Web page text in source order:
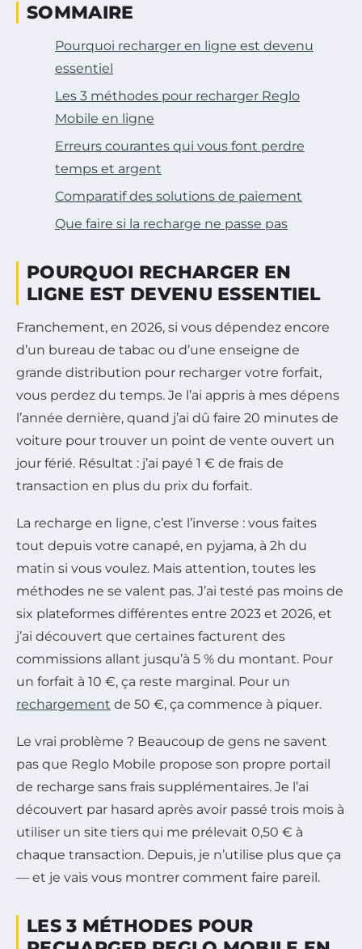
SOMMAIRE
Pourquoi recharger en ligne est devenu
essentiel
Les 3 méthodes pour recharger Reglo
Mobile en ligne
Erreurs courantes qui vous font perdre
temps et argent
Comparatif des solutions de paiement
Que faire si la recharge ne passe pas
POURQUOI RECHARGER EN
LIGNE EST DEVENU ESSENTIEL
Franchement, en 2026, si vous dépendez encore
d’un bureau de tabac ou d’une enseigne de
grande distribution pour recharger votre forfait,
vous perdez du temps. Je l’ai appris à mes dépens
l’année dernière, quand j’ai dû faire 20 minutes de
voiture pour trouver un point de vente ouvert un
jour férié. Résultat : j’ai payé 1 € de frais de
transaction en plus du prix du forfait.
La recharge en ligne, c’est l’inverse : vous faites
tout depuis votre canapé, en pyjama, à 2h du
matin si vous voulez. Mais attention, toutes les
méthodes ne se valent pas. J’ai testé pas moins de
six plateformes différentes entre 2023 et 2026, et
j’ai découvert que certaines facturent des
commissions allant jusqu’à 5 % du montant. Pour
un forfait à 10 €, ça reste marginal. Pour un
rechargement de 50 €, ça commence à piquer.
Le vrai problème ? Beaucoup de gens ne savent
pas que Reglo Mobile propose son propre portail
de recharge sans frais supplémentaires. Je l’ai
découvert par hasard après avoir passé trois mois à
utiliser un site tiers qui me prélevait 0,50 € à
chaque transaction. Depuis, je n’utilise plus que ça
— et je vais vous montrer comment faire pareil.
LES 3 MÉTHODES POUR